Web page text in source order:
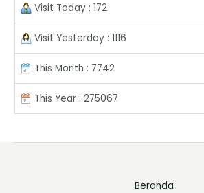
Visit Today : 172
Visit Yesterday : 1116
This Month : 7742
This Year : 275067
Beranda